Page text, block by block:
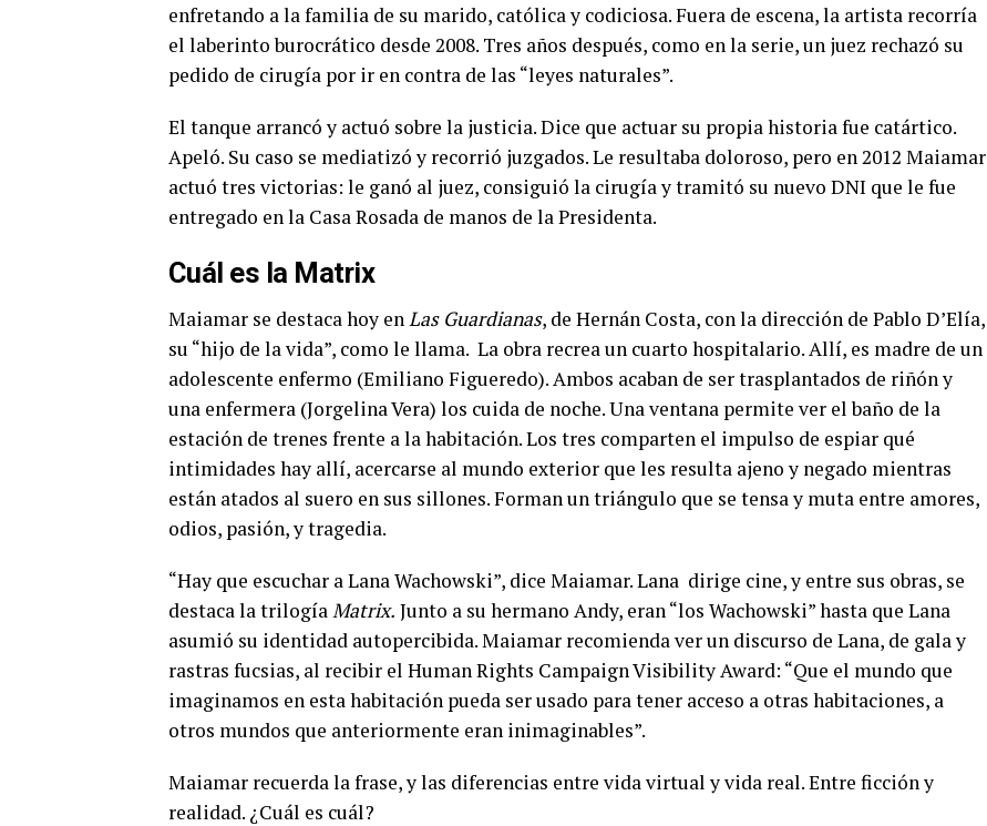
enfretando a la familia de su marido, católica y codiciosa. Fuera de escena, la artista recorría
el laberinto burocrático desde 2008. Tres años después, como en la serie, un juez rechazó su
pedido de cirugía por ir en contra de las “leyes naturales”.
El tanque arrancó y actuó sobre la justicia.Dice que actuar su propia historia fue catártico.
Apeló. Su caso se mediatizó y recorrió juzgados. Le resultaba doloroso, pero en 2012 Maiamar
actuó tres victorias: le ganó al juez, consiguió la cirugía y tramitó su nuevo DNI que le fue
entregado en la Casa Rosada de manos de la Presidenta.
Cuál es la Matrix
Maiamar se destaca hoy enLas Guardianas, de Hernán Costa, con la dirección de Pablo D’Elía,
su “hijo de la vida”, como le llama. La obra recrea un cuarto hospitalario. Allí, es madre de un
adolescente enfermo (Emiliano Figueredo). Ambos acaban de ser trasplantados de riñón y
una enfermera (Jorgelina Vera) los cuida de noche. Una ventana permite ver el baño de la
estación de trenes frente a la habitación. Los tres comparten el impulso de espiar qué
intimidades hay allí, acercarse al mundo exterior que les resulta ajeno y negado mientras
están atados al suero en sus sillones. Forman un triángulo que se tensa y muta entre amores,
odios, pasión, y tragedia.
“Hay que escuchar a Lana Wachowski”, dice Maiamar. Lana dirige cine, y entre sus obras, se
destaca la trilogíaMatrix. Junto a su hermano Andy, eran “los Wachowski” hasta que Lana
asumió su identidad autopercibida. Maiamar recomienda ver un discurso de Lana, de gala y
rastras fucsias, al recibir el Human Rights Campaign Visibility Award: “Que el mundo que
imaginamos en esta habitación pueda ser usado para tener acceso a otras habitaciones, a
otros mundos que anteriormente eran inimaginables”.
Maiamar recuerda la frase, y las diferencias entre vida virtual y vida real. Entre ficción y
realidad. ¿Cuál es cuál?